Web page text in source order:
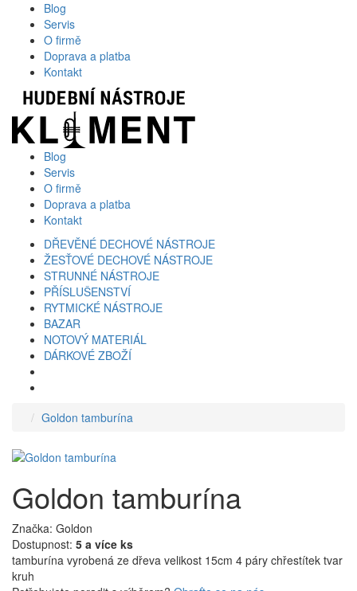
Blog
Servis
O firmě
Doprava a platba
Kontakt
Blog
Servis
O firmě
Doprava a platba
Kontakt
DŘEVĚNÉ DECHOVÉ NÁSTROJE
ŽESŤOVÉ DECHOVÉ NÁSTROJE
STRUNNÉ NÁSTROJE
PŘÍSLUŠENSTVÍ
RYTMICKÉ NÁSTROJE
BAZAR
NOTOVÝ MATERIÁL
DÁRKOVÉ ZBOŽÍ
Goldon tamburína
Goldon tamburína
Značka: Goldon
Dostupnost: 5 a více ks
tamburína vyrobená ze dřeva velikost 15cm 4 páry chřestítek tvar
kruh